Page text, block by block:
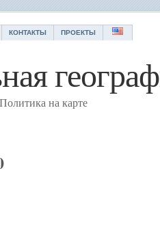
КОНТАКТЫ ПРОЕКТЫ
Политика на карте